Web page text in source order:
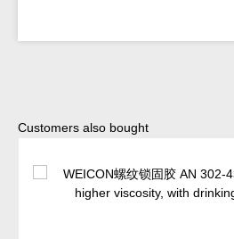
Skip product gallery
Customers also bought